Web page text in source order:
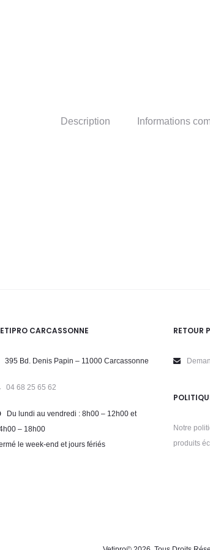
Description Informations
CARCASSONNE
395 Bd. Denis Papin – 11000 Carcassonne
04 68 25 65 62
Du lundi au vendredi : 8h00 – 12h00 et
– 18h00
le week-end et jours fériés
RETOUR
Notre
produits